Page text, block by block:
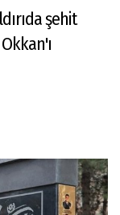
İletişim
şehit